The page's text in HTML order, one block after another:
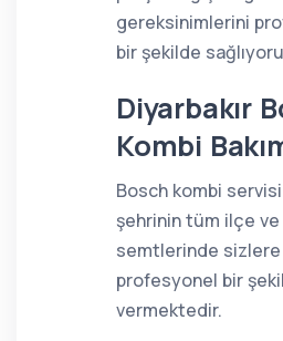
gereksinimlerini
bir şekilde
Diyarbakır
Kombi
Bosch kombi servisi
şehrinin tüm ilçe ve
semtlerinde sizlere
profesyonel bir
vermektedir.